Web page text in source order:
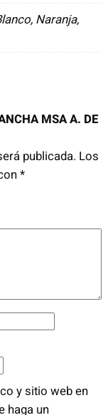
Naranja,
MSA A. DE
publicada. Los
*
y sitio web en
haga un